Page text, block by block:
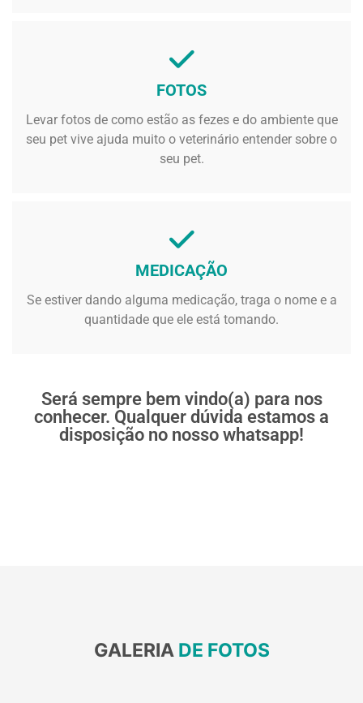
FOTOS
Levar fotos de como estão as fezes e do ambiente que
seu pet vive ajuda muito o veterinário entender sobre o
seu pet.
MEDICAÇÃO
Se estiver dando alguma medicação, traga o nome e a
quantidade que ele está tomando.
Será sempre bem vindo(a) para nos
conhecer. Qualquer dúvida estamos a
disposição no nosso whatsapp!
GALERIA DE FOTOS